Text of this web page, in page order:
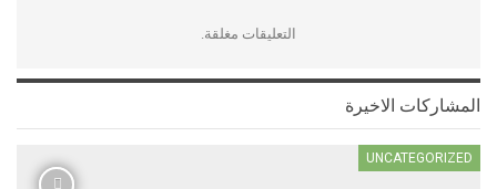
التعليقات مغلقة.
المشاركات الاخيرة
UNCATEGORIZED